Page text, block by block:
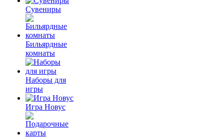
Сувениры
Бильярдные
комнаты
Наборы для
игры
Игра Новус